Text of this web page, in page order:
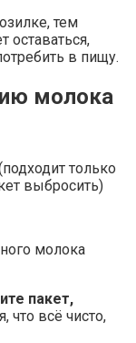
тем
оставаться,
в пищу.
молока
только
выбросить)
молока
пакет,
что всё чисто,